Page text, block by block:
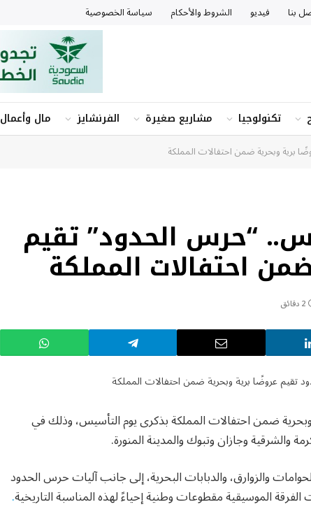
بنا فيديو الشروط والأحكام سياسة الخصوصية
تكنولوجيا مشاريع صغيرة الفرنشايز مال وأعمال
برية وبحرية ضمن احتفالات المملكة
“حرس الحدود” تقيم
احتفالات المملكة
2 دقائق
ضمن احتفالات المملكة بذكرى يوم التأسيس، وذلك في
والشرقية وجازان وتبوك والمدينة المنورة.
والزوارق، والدبابات البحرية، إلى جانب آليات حرس الحدود
الموسيقية مقطوعات وطنية إحياءً لهذه المناسبة التاريخية.